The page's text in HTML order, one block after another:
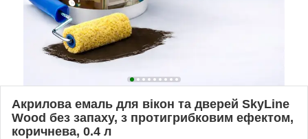
Акрилова емаль для вікон та дверей SkyLine
Wood без запаху, з протигрибковим ефектом,
коричнева, 0.4 л